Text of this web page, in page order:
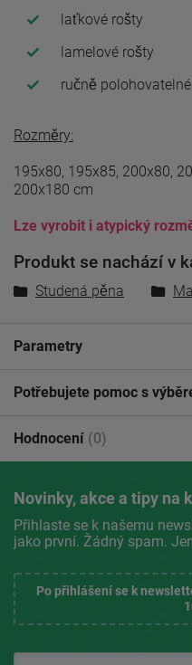
laťkové rošty
lamelové rošty
ručně
Rozměry:
195x80, 195x85, 200x80,
200x180 cm
Lze vyrobit i atypický
Produkt se nachází v
Studená pěna
Parametry
Potřebujete pomoc s
Hodnocení (0)
Novinky, akce a tipy na
Přihlaste se k našemu
jako první. Žádný spam.
Po přihlášení se k